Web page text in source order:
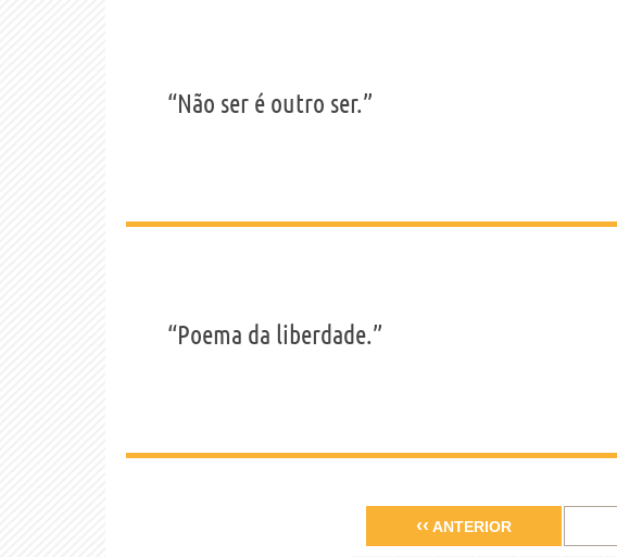
“Não ser é outro ser.”
“Poema da liberdade.”
‹‹ ANTERIOR